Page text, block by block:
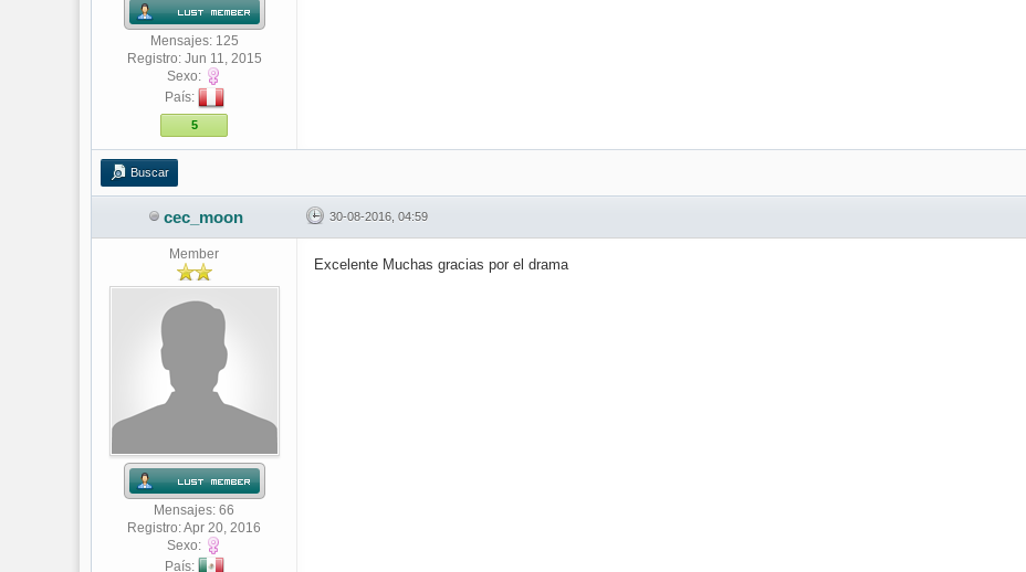
Mensajes: 125
Registro: Jun 11, 2015
Sexo:
País:
5
Buscar
cec_moon 30-08-2016, 04:59
Member
Mensajes: 66
Registro: Apr 20, 2016
Sexo:
País:
Excelente Muchas gracias por el drama